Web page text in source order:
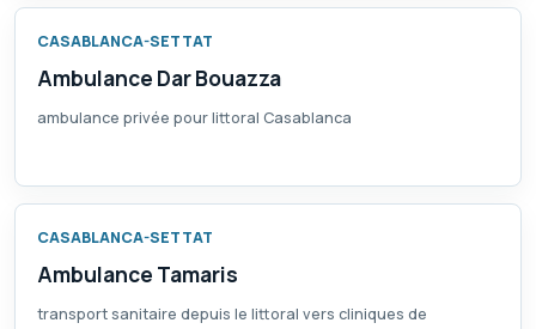
CASABLANCA-SETTAT
Ambulance Dar Bouazza
ambulance privée pour littoral Casablanca
CASABLANCA-SETTAT
Ambulance Tamaris
transport sanitaire depuis le littoral vers cliniques de